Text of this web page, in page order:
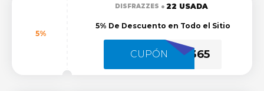
5%
DISFRAZZES 22 USADA
5% De Descuento en Todo el Sitio
CUPÓN ZZ365